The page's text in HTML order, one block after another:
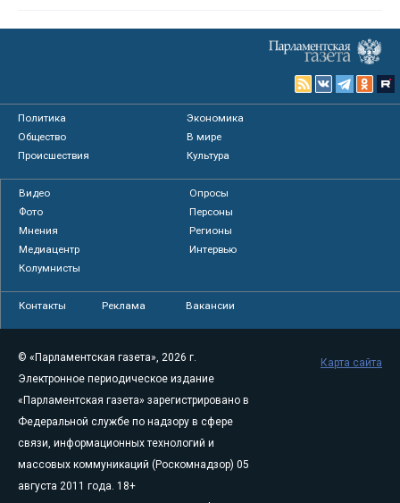
Политика
Экономика
Общество
В мире
Происшествия
Культура
Видео
Опросы
Фото
Персоны
Мнения
Регионы
Медиацентр
Интервью
Колумнисты
Контакты Реклама Вакансии
© «Парламентская газета», 2026 г.
Электронное периодическое издание
«Парламентская газета» зарегистрировано в
Федеральной службе по надзору в сфере
связи, информационных технологий и
массовых коммуникаций (Роскомнадзор) 05
августа 2011 года. 18+
Карта сайта